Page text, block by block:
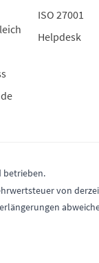
ISO 27001
Helpdesk
von